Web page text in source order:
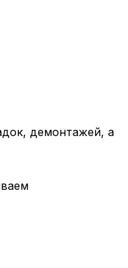
демонтажей, а